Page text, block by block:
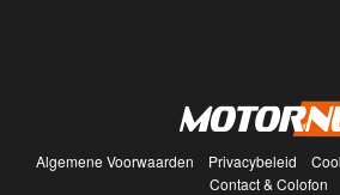
Algemene Voorwaarden Privacybeleid
Contact & Colofon